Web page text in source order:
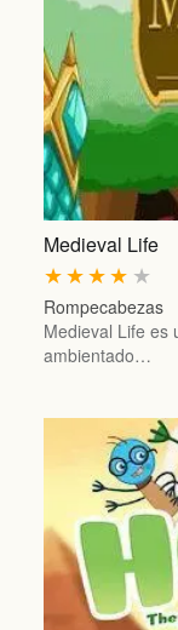
Medieval Life
★
★
★
★
★
Rompecabezas
Medieval Life es
ambientado…